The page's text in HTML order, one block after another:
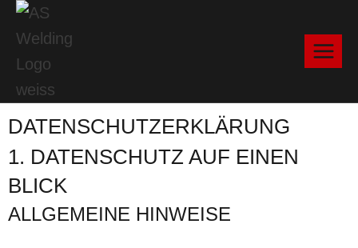
DATENSCHUTZ­ERKLÄRUNG
1. DATENSCHUTZ AUF EINEN
BLICK
ALLGEMEINE HINWEISE